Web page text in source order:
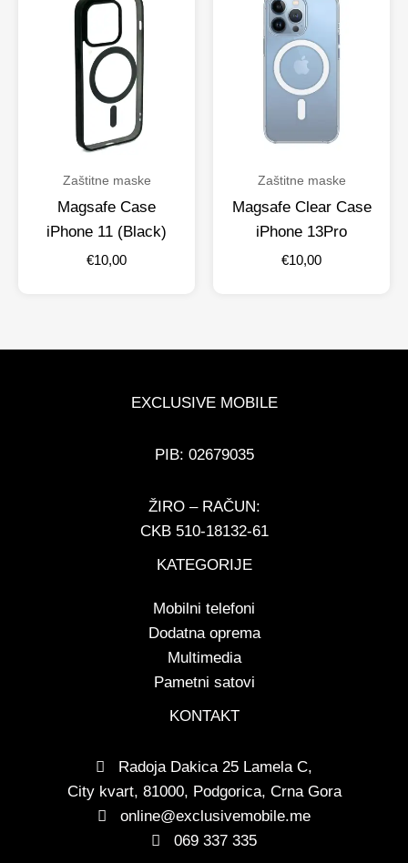
Zaštitne maske
Magsafe Case
iPhone 11 (Black)
€10,00
Zaštitne maske
Magsafe Clear Case
iPhone 13Pro
€10,00
EXCLUSIVE MOBILE
PIB: 02679035
ŽIRO – RAČUN:
CKB 510-18132-61
KATEGORIJE
Mobilni telefoni
Dodatna oprema
Multimedia
Pametni satovi
KONTAKT
Radoja Dakica 25 Lamela C,
City kvart, 81000, Podgorica, Crna Gora
online@exclusivemobile.me
069 337 335